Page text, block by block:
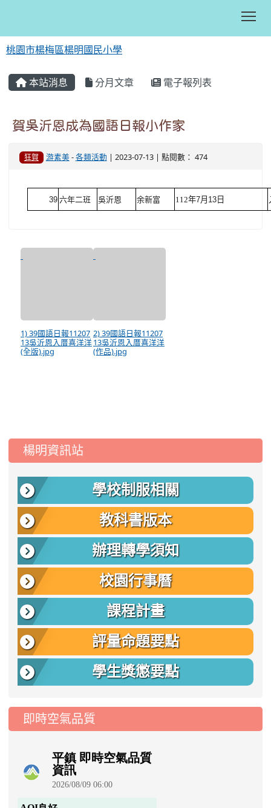
桃園市楊梅區楊明國民小學
本站消息 分月文章 電子報列表
賀吳沂恩成為國語日報小作家
狂賀 游素美-各類活動 | 2023-07-13 | 點閱數： 474
39 六年二班 吳沂恩 余新富 112年7月 13 日
1) 39國語日報11207
13吳沂恩入厝喜洋洋
(全版).jpg
2) 39國語日報11207
13吳沂恩入厝喜洋洋
(作品).jpg
::: 楊明資訊站
學校制服相關
教科書版本
辦理轉學須知
校園行事曆
課程計畫
評量命題要點
學生獎懲要點
即時空氣品質